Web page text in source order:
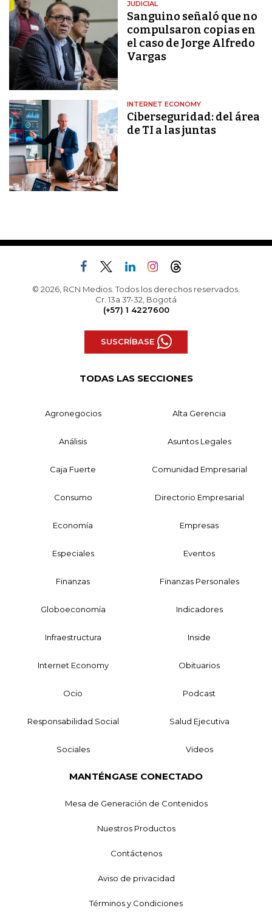
JUDICIAL
Sanguino señaló que no
compulsaron copias en
el caso de Jorge Alfredo
Vargas
INTERNET ECONOMY
Ciberseguridad: del área
de TI a las juntas
© 2026, RCN Medios. Todos los derechos reservados.
Cr. 13a 37-32, Bogotá
(+57) 1 4227600
SUSCRÍBASE
TODAS LAS SECCIONES
Agronegocios Alta Gerencia
Análisis Asuntos Legales
Caja Fuerte Comunidad Empresarial
Consumo Directorio Empresarial
Economía Empresas
Especiales Eventos
Finanzas Finanzas Personales
Globoeconomía Indicadores
Infraestructura Inside
Internet Economy Obituarios
Ocio Podcast
Responsabilidad Social Salud Ejecutiva
Sociales Videos
MANTÉNGASE CONECTADO
Mesa de Generación de Contenidos
Nuestros Productos
Contáctenos
Aviso de privacidad
Términos y Condiciones